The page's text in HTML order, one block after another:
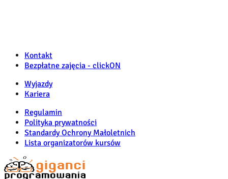
Kontakt
Bezpłatne zajęcia - clickON
Wyjazdy
Kariera
Regulamin
Polityka prywatności
Standardy Ochrony Małoletnich
Lista organizatorów kursów